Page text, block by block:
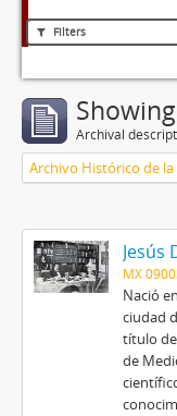
Filters
Archival
Archivo Histórico de la
Jesús
MX
Nació
ciudad
título
de